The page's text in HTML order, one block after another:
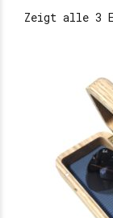
Zeigt alle 3